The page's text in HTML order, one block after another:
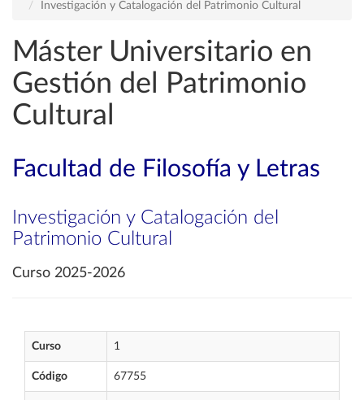
Investigación y Catalogación del Patrimonio Cultural
Máster Universitario en
Gestión del Patrimonio
Cultural
Facultad de Filosofía y Letras
Investigación y Catalogación del
Patrimonio Cultural
Curso 2025-2026
Curso 1
Código 67755